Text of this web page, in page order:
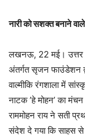
नारी को सशक्त बनाने
लखनऊ, 22 मई। उत्तर
अंतर्गत सृजन फाउंडेशन
वाल्मीकि रंगशाला में
नाटक ’हे मोहन’ का मंचन
राममोहन राय ने सती
संदेश दे गया कि साहस से